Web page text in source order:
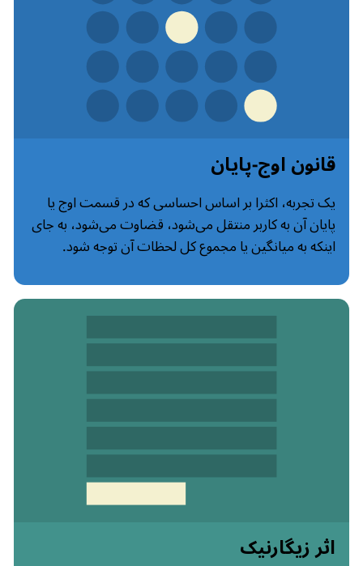
قانون اوج-پایان
یک تجربه، اکثرا بر اساس احساسی که در قسمت اوج یا
پایان آن به کاربر منتقل می‌شود، قضاوت می‌شود، به جای
اینکه به میانگین یا مجموع کل لحظات آن توجه شود.
اثر زیگارنیک